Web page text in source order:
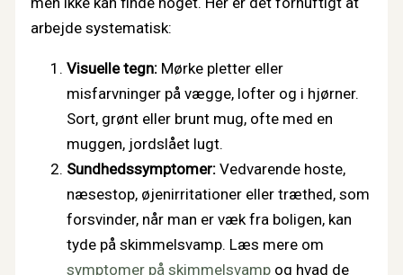
arbejde systematisk:
Visuelle tegn: Mørke pletter eller
misfarvninger på vægge, lofter og i hjørner.
Sort, grønt eller brunt mug, ofte med en
muggen, jordslået lugt.
Sundhedssymptomer: Vedvarende hoste,
næsestop, øjenirritationer eller træthed, som
forsvinder, når man er væk fra boligen, kan
tyde på skimmelsvamp. Læs mere om
symptomer på skimmelsvamp og hvad de